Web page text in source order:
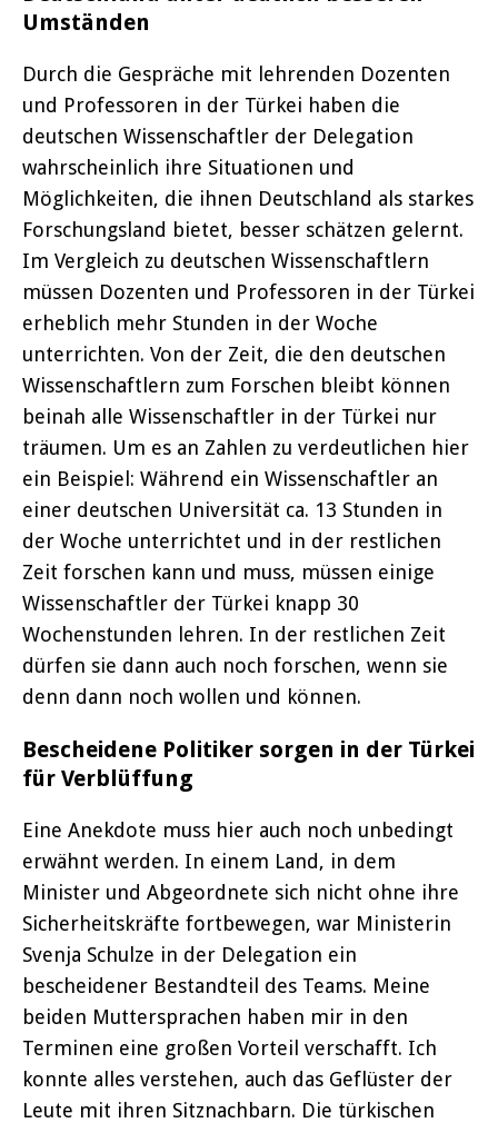
Umständen
Durch die Gespräche mit lehrenden Dozenten
und Professoren in der Türkei haben die
deutschen Wissenschaftler der Delegation
wahrscheinlich ihre Situationen und
Möglichkeiten, die ihnen Deutschland als starkes
Forschungsland bietet, besser schätzen gelernt.
Im Vergleich zu deutschen Wissenschaftlern
müssen Dozenten und Professoren in der Türkei
erheblich mehr Stunden in der Woche
unterrichten. Von der Zeit, die den deutschen
Wissenschaftlern zum Forschen bleibt können
beinah alle Wissenschaftler in der Türkei nur
träumen. Um es an Zahlen zu verdeutlichen hier
ein Beispiel: Während ein Wissenschaftler an
einer deutschen Universität ca. 13 Stunden in
der Woche unterrichtet und in der restlichen
Zeit forschen kann und muss, müssen einige
Wissenschaftler der Türkei knapp 30
Wochenstunden lehren. In der restlichen Zeit
dürfen sie dann auch noch forschen, wenn sie
denn dann noch wollen und können.
Bescheidene Politiker sorgen in der Türkei
für Verblüffung
Eine Anekdote muss hier auch noch unbedingt
erwähnt werden. In einem Land, in dem
Minister und Abgeordnete sich nicht ohne ihre
Sicherheitskräfte fortbewegen, war Ministerin
Svenja Schulze in der Delegation ein
bescheidener Bestandteil des Teams. Meine
beiden Muttersprachen haben mir in den
Terminen eine großen Vorteil verschafft. Ich
konnte alles verstehen, auch das Geflüster der
Leute mit ihren Sitznachbarn. Die türkischen